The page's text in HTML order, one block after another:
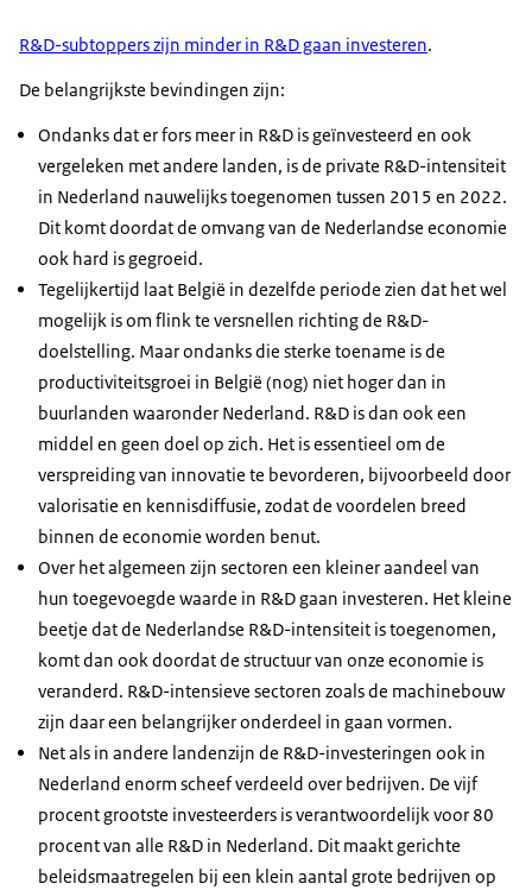
R&D-subtoppers zijn minder in R&D gaan investeren.
De belangrijkste bevindingen zijn:
Ondanks dat er fors meer in R&D is geïnvesteerd en ook
vergeleken met andere landen, is de private R&D-intensiteit
in Nederland nauwelijks toegenomen tussen 2015 en 2022.
Dit komt doordat de omvang van de Nederlandse economie
ook hard is gegroeid.
Tegelijkertijd laat België in dezelfde periode zien dat het wel
mogelijk is om flink te versnellen richting de R&D-
doelstelling. Maar ondanks die sterke toename is de
productiviteitsgroei in België (nog) niet hoger dan in
buurlanden waaronder Nederland. R&D is dan ook een
middel en geen doel op zich. Het is essentieel om de
verspreiding van innovatie te bevorderen, bijvoorbeeld door
valorisatie en kennisdiffusie, zodat de voordelen breed
binnen de economie worden benut.
Over het algemeen zijn sectoren een kleiner aandeel van
hun toegevoegde waarde in R&D gaan investeren. Het kleine
beetje dat de Nederlandse R&D-intensiteit is toegenomen,
komt dan ook doordat de structuur van onze economie is
veranderd. R&D-intensieve sectoren zoals de machinebouw
zijn daar een belangrijker onderdeel in gaan vormen.
Net als in andere landenzijn de R&D-investeringen ook in
Nederland enorm scheef verdeeld over bedrijven. De vijf
procent grootste investeerders is verantwoordelijk voor 80
procent van alle R&D in Nederland. Dit maakt gerichte
beleidsmaatregelen bij een klein aantal grote bedrijven op